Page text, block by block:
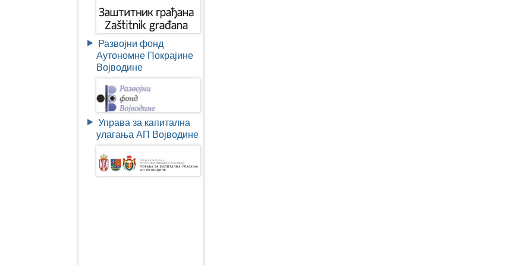
Развојни фонд
Аутономне Покрајине
Војводине
Управа за капитална
улагања АП Војводине